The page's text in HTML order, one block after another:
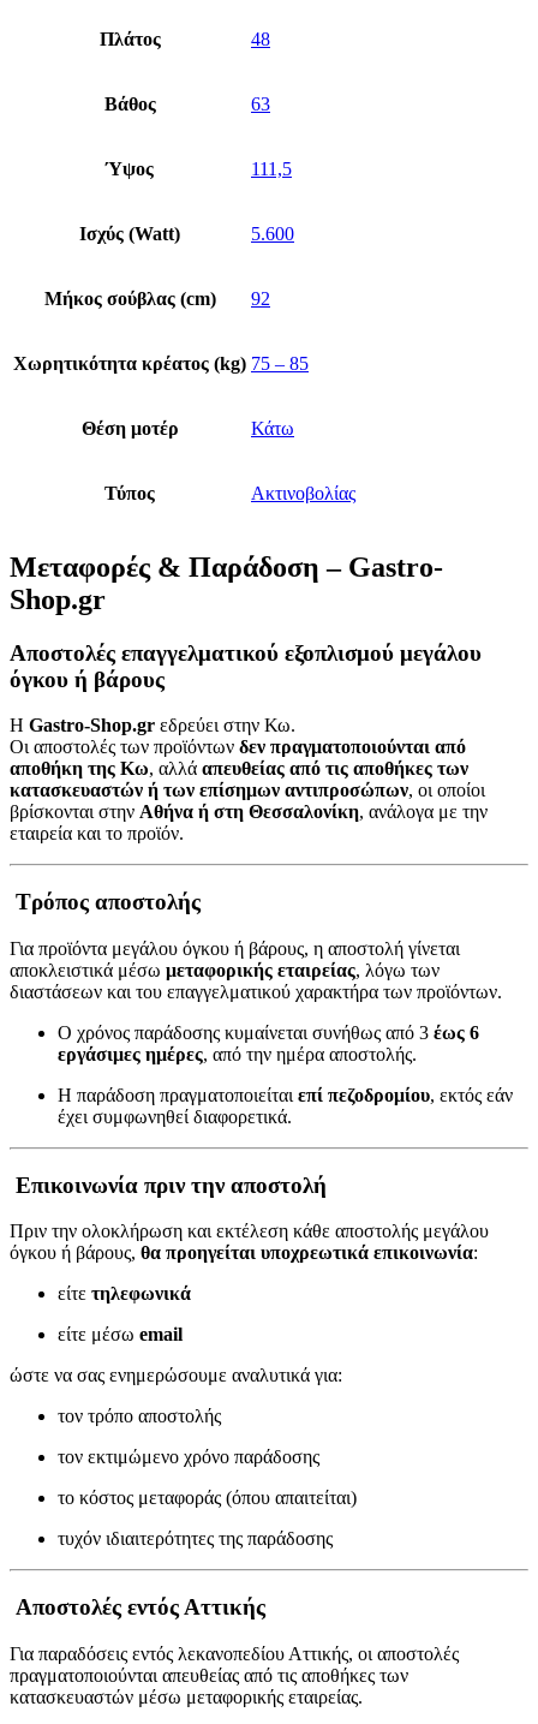
Πλάτος 48
Βάθος 63
Ύψος 111,5
Ισχύς (Watt) 5.600
Μήκος σούβλας (cm) 92
Χωρητικότητα κρέατος (kg) 75 – 85
Θέση μοτέρ Κάτω
Τύπος Ακτινοβολίας
Μεταφορές & Παράδοση – Gastro-
Shop.gr
Αποστολές επαγγελματικού εξοπλισμού μεγάλου
όγκου ή βάρους
Η Gastro-Shop.gr εδρεύει στην Κω.
Οι αποστολές των προϊόντων δεν πραγματοποιούνται από
αποθήκη της Κω, αλλά απευθείας από τις αποθήκες των
κατασκευαστών ή των επίσημων αντιπροσώπων, οι οποίοι
βρίσκονται στην Αθήνα ή στη Θεσσαλονίκη, ανάλογα με την
εταιρεία και το προϊόν.
Τρόπος αποστολής
Για προϊόντα μεγάλου όγκου ή βάρους, η αποστολή γίνεται
αποκλειστικά μέσω μεταφορικής εταιρείας, λόγω των
διαστάσεων και του επαγγελματικού χαρακτήρα των προϊόντων.
Ο χρόνος παράδοσης κυμαίνεται συνήθως από 3 έως 6
εργάσιμες ημέρες, από την ημέρα αποστολής.
Η παράδοση πραγματοποιείται επί πεζοδρομίου, εκτός εάν
έχει συμφωνηθεί διαφορετικά.
Επικοινωνία πριν την αποστολή
Πριν την ολοκλήρωση και εκτέλεση κάθε αποστολής μεγάλου
όγκου ή βάρους, θα προηγείται υποχρεωτικά επικοινωνία:
είτε τηλεφωνικά
είτε μέσω email
ώστε να σας ενημερώσουμε αναλυτικά για:
τον τρόπο αποστολής
τον εκτιμώμενο χρόνο παράδοσης
το κόστος μεταφοράς (όπου απαιτείται)
τυχόν ιδιαιτερότητες της παράδοσης
Αποστολές εντός Αττικής
Για παραδόσεις εντός λεκανοπεδίου Αττικής, οι αποστολές
πραγματοποιούνται απευθείας από τις αποθήκες των
κατασκευαστών μέσω μεταφορικής εταιρείας.